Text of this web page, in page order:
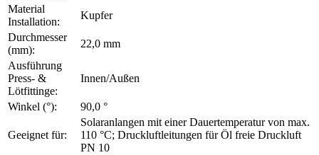
Material
Installation:
Kupfer
Durchmesser
(mm):
22,0 mm
Ausführung
Press- &
Lötfittinge:
Innen/Außen
Winkel (°): 90,0 °
Geeignet für:
Solaranlangen mit einer Dauertemperatur von max.
110 °C; Druckluftleitungen für Öl freie Druckluft
PN 10